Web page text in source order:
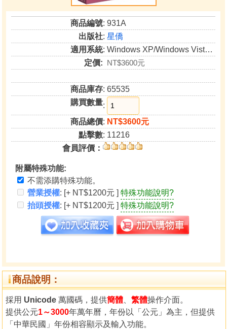
商品編號: 931A
出版社:星僑
適用系統: Windows XP/Windows Vista/Windows 7/Windows 8(非RT版)/Windows 10
定價: NT$3600元
商品庫存: 65535
購買數量:
商品總價: NT$3600元
點擊數: 11216
會員評價：
附屬特殊功能:
不需添購特殊功能。
營業授權: [+ NT$1200元 ] 特殊功能說明?
抬頭授權: [+ NT$1200元 ] 特殊功能說明?
商品說明：
採用 Unicode 萬國碼，提供簡體 繁體操作介面。
提供公元1～3000年萬年曆，年份以「公元」為主，但提供
「中華民國」年份相容顯示及輸入功能。